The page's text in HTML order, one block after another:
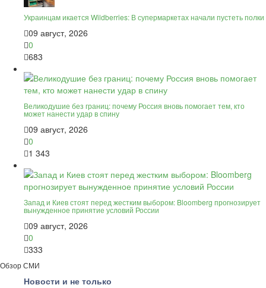
Украинцам икается Wildberries: В супермаркетах начали пустеть полки
09 август, 2026
0
683
Великодушие без границ: почему Россия вновь помогает тем, кто
может нанести удар в спину
09 август, 2026
0
1 343
Запад и Киев стоят перед жестким выбором: Bloomberg прогнозирует
вынужденное принятие условий России
09 август, 2026
0
333
Обзор СМИ
Новости и не только